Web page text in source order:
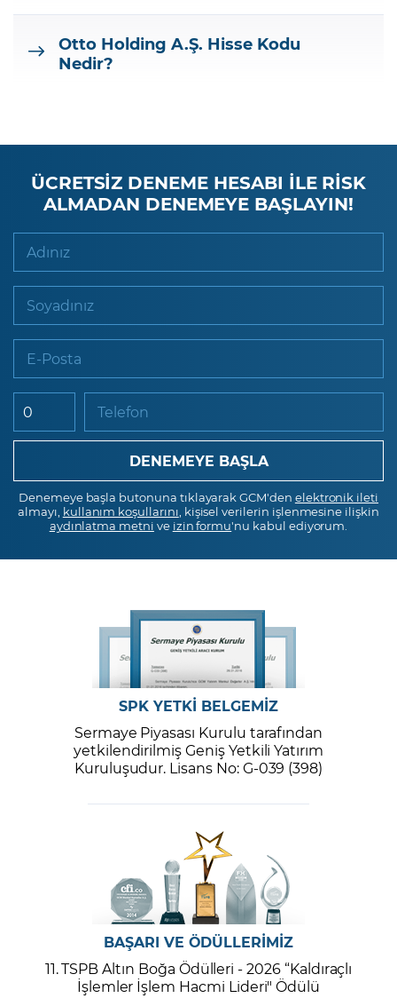
Otto Holding A.Ş. Hisse Kodu
Nedir?
ÜCRETSİZ DENEME HESABI İLE RİSK
ALMADAN DENEMEYE BAŞLAYIN!
Adınız
Soyadınız
E-Posta
Telefon
Denemeye başla butonuna tıklayarak GCM'den elektronik ileti
almayı, kullanım koşullarını , kişisel verilerin işlenmesine ilişkin
aydınlatma metni ve izin formu'nu kabul ediyorum.
SPK YETKİ BELGEMİZ
Sermaye Piyasası Kurulu tarafından
yetkilendirilmiş Geniş Yetkili Yatırım
Kuruluşudur. Lisans No: G-039 (398)
BAŞARI VE ÖDÜLLERİMİZ
11. TSPB Altın Boğa Ödülleri - 2026 “Kaldıraçlı
İşlemler İşlem Hacmi Lideri" Ödülü